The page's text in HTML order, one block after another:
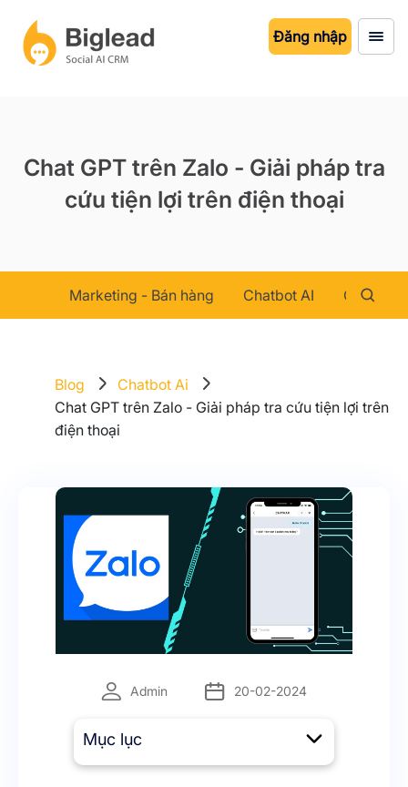
Đăng nhập
Chat GPT trên Zalo - Giải pháp tra
cứu tiện lợi trên điện thoại
Marketing - Bán hàng Chatbot AI Chăm
Blog
Chatbot Ai
Chat GPT trên Zalo - Giải pháp tra cứu tiện lợi trên
điện thoại
Admin 20-02-2024
Mục lục